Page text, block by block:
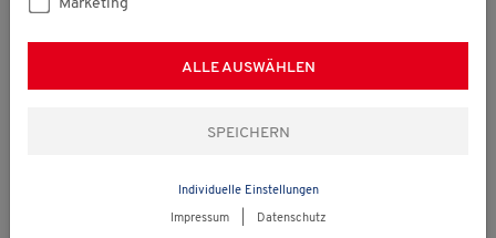
Marketing
ALLE AUSWÄHLEN
Individuelle Einstellungen
Impressum Datenschutz